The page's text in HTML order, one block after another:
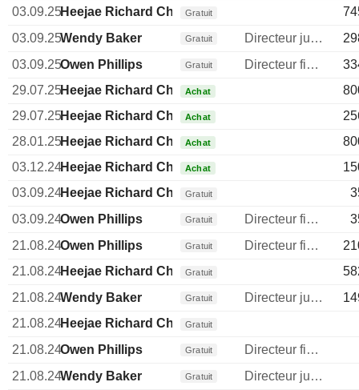
03.09.25Heejae Richard ChaeGratuit
03.09.25Wendy Baker Gratuit Directeur juridique
03.09.25Owen Phillips Gratuit Directeur financier
29.07.25Heejae Richard ChaeAchat
29.07.25Heejae Richard ChaeAchat
28.01.25Heejae Richard ChaeAchat
03.12.24Heejae Richard ChaeAchat
03.09.24Heejae Richard ChaeGratuit
03.09.24Owen Phillips Gratuit Directeur financier
21.08.24Owen Phillips Gratuit Directeur financier
21.08.24Heejae Richard ChaeGratuit
21.08.24Wendy Baker Gratuit Directeur juridique
21.08.24Heejae Richard ChaeGratuit
21.08.24Owen Phillips Gratuit
Directeur financier
21.08.24Wendy Baker Gratuit
Directeur juridique